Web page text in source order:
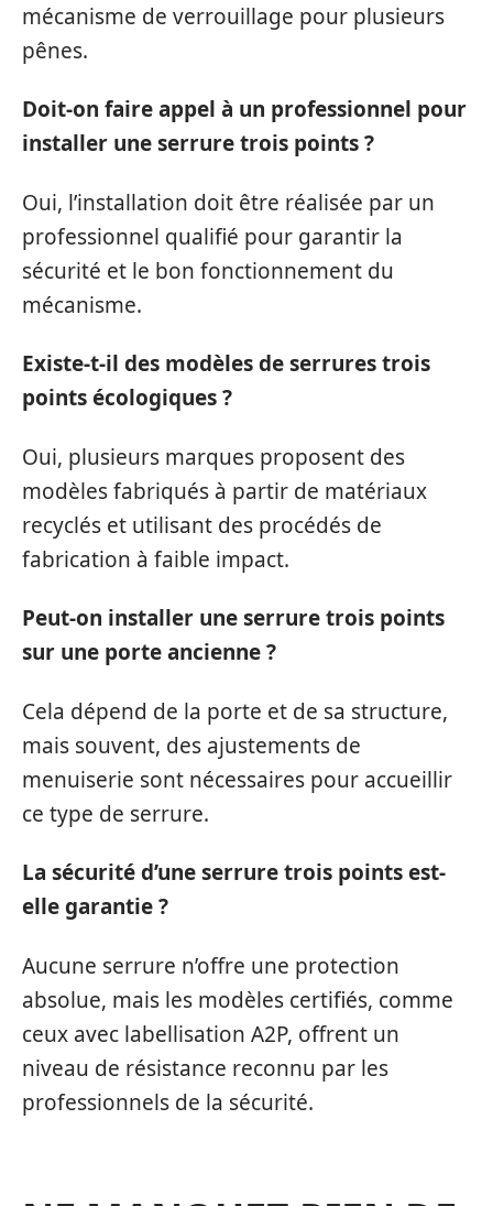
mécanisme de verrouillage pour plusieurs
pênes.
Doit-on faire appel à un professionnel pour
installer une serrure trois points ?
Oui, l’installation doit être réalisée par un
professionnel qualifié pour garantir la
sécurité et le bon fonctionnement du
mécanisme.
Existe-t-il des modèles de serrures trois
points écologiques ?
Oui, plusieurs marques proposent des
modèles fabriqués à partir de matériaux
recyclés et utilisant des procédés de
fabrication à faible impact.
Peut-on installer une serrure trois points
sur une porte ancienne ?
Cela dépend de la porte et de sa structure,
mais souvent, des ajustements de
menuiserie sont nécessaires pour accueillir
ce type de serrure.
La sécurité d’une serrure trois points est-
elle garantie ?
Aucune serrure n’offre une protection
absolue, mais les modèles certifiés, comme
ceux avec labellisation A2P, offrent un
niveau de résistance reconnu par les
professionnels de la sécurité.